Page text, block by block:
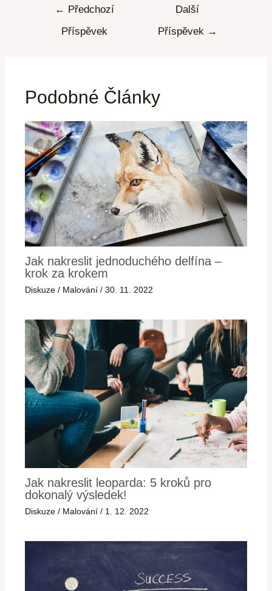
← Předchozí
Příspěvek
Další
Příspěvek →
Podobné Články
Jak nakreslit jednoduchého delfína –
krok za krokem
Diskuze / Malování /30. 11. 2022
Jak nakreslit leoparda: 5 kroků pro
dokonalý výsledek!
Diskuze / Malování / 1. 12. 2022